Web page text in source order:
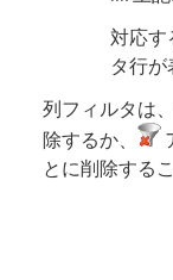
対応
タ行が
列フィルタは
除するか、
とに削除する